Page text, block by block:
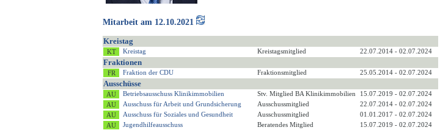
Mitarbeit am 12.10.2021
Kreistag
Kreistag Kreistagsmitglied 22.07.2014 - 02.07.2024
Fraktionen
Fraktion der CDU Fraktionsmitglied 25.05.2014 - 02.07.2024
Ausschüsse
Betriebsausschuss Klinikimmobilien Stv. Mitglied BA Klinikimmobilien
15.07.2019 - 02.07.2024
Ausschuss für Arbeit und Grundsicherung
Ausschussmitglied
22.07.2014 - 02.07.2024
Ausschuss für Soziales und Gesundheit
Ausschussmitglied
01.01.2017 - 02.07.2024
Jugendhilfeausschuss
Beratendes Mitglied 15.07.2019 - 02.07.2024